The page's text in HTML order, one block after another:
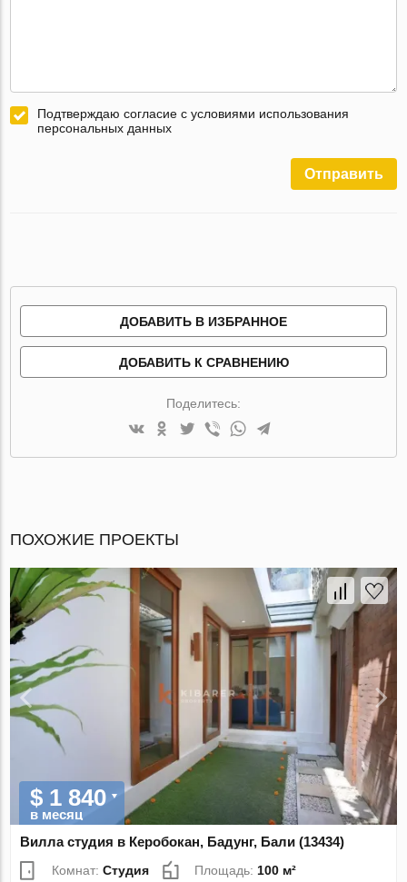
Подтверждаю согласие с условиями использования
персональных данных
Отправить
ДОБАВИТЬ В ИЗБРАННОЕ
ДОБАВИТЬ К СРАВНЕНИЮ
Поделитесь:
ПОХОЖИЕ ПРОЕКТЫ
$ 1 840
в месяц
Вилла студия в Керобокан, Бадунг, Бали (13434)
Комнат:Студия Площадь:100 м²